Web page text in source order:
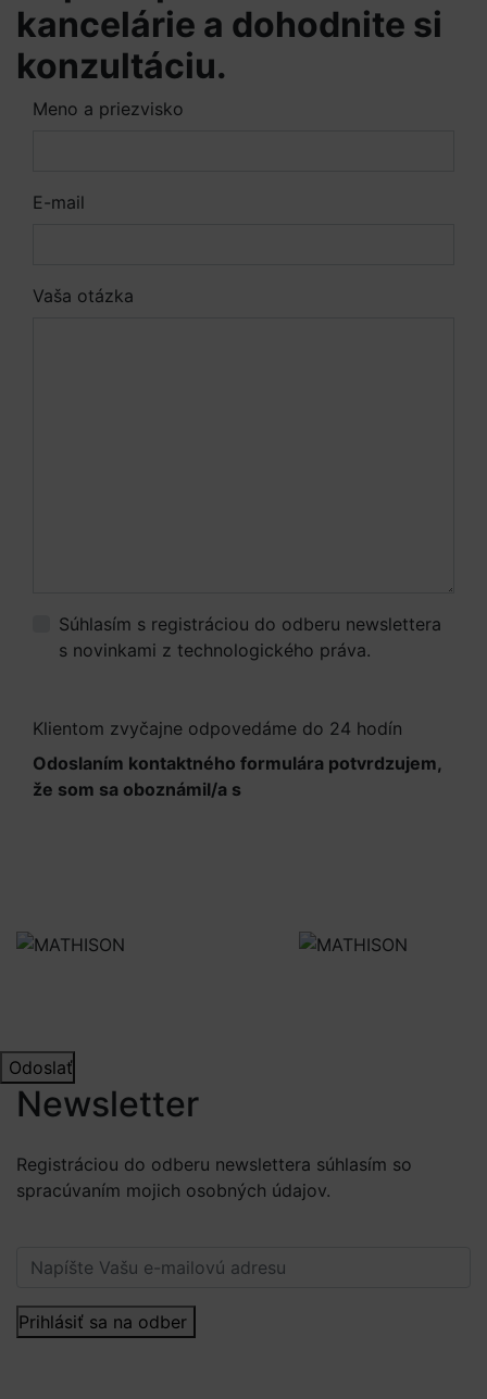
kancelárie a dohodnite si
konzultáciu.
Meno a priezvisko
E-mail
Vaša otázka
Súhlasím s registráciou do odberu newslettera
s novinkami z technologického práva.
Klientom zvyčajne odpovedáme do 24 hodín
Odoslaním kontaktného formulára potvrdzujem,
že som sa oboznámil/a s
Odoslať
Newsletter
Registráciou do odberu newslettera súhlasím so
spracúvaním mojich osobných údajov.
Prihlásiť sa na odber